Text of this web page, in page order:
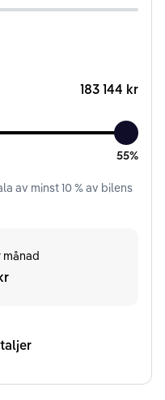
183 144 kr
55%
av minst10% av bilens